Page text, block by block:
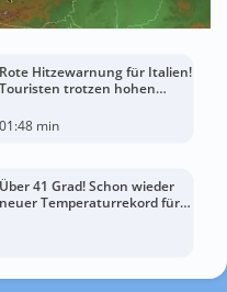
Rote Hitzewarnung für Italien!
Touristen trotzen hohen
01:48 min
Über 41 Grad! Schon wieder
neuer Temperaturrekord für